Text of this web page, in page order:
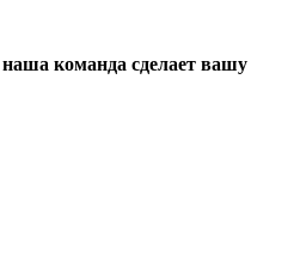
команда сделает вашу